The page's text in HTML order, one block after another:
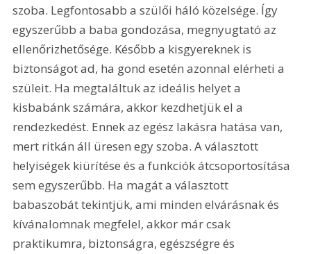
szoba. Legfontosabb a szülői háló közelsége. Így
egyszerűbb a baba gondozása, megnyugtató az
ellenőrizhetősége. Később a kisgyereknek is
biztonságot ad, ha gond esetén azonnal elérheti a
szüleit. Ha megtaláltuk az ideális helyet a
kisbabánk számára, akkor kezdhetjük el a
rendezkedést. Ennek az egész lakásra hatása van,
mert ritkán áll üresen egy szoba. A választott
helyiségek kiürítése és a funkciók átcsoportosítása
sem egyszerűbb. Ha magát a választott
babaszobát tekintjük, ami minden elvárásnak és
kívánalomnak megfelel, akkor már csak
praktikumra, biztonságra, egészségre és